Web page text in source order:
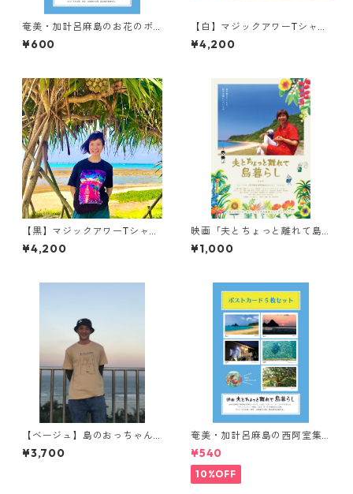
奄美・加計呂麻島のお花のポ
ストカードセット 5枚入り
¥600
【白】マジックアワーTシャツ
S・M・L【奄美お土産Tシャ
ツ】
¥4,200
【黒】マジックアワーTシャツ
S・M・L【奄美お土産Tシャ
ツ】
¥4,200
映画「夫とちょっと離れて島
暮らし」B2ポスター
¥1,000
【ベージュ】島のおっちゃんT
シャツ S・M・ L【奄美おも
しろTシャツ】
¥3,700
奄美・加計呂麻島の西阿室集
落ポストカードセット 5枚入り
¥540
10%OFF